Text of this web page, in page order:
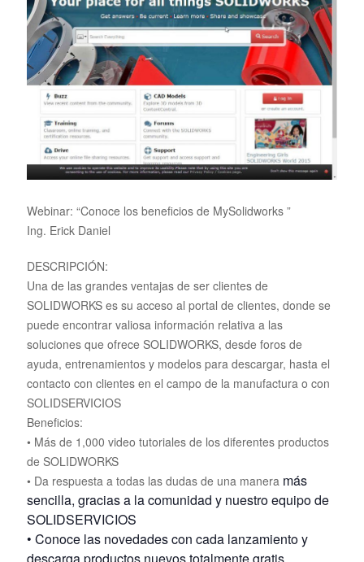
Webinar: “Conoce los beneficios de MySolidworks ”
Ing. Erick Daniel
DESCRIPCIÓN:
Una de las grandes ventajas de ser clientes de
SOLIDWORKS es su acceso al portal de clientes, donde se
puede encontrar valiosa información relativa a las
soluciones que ofrece SOLIDWORKS, desde foros de
ayuda, entrenamientos y modelos para descargar, hasta el
contacto con clientes en el campo de la manufactura o con
SOLIDSERVICIOS
Beneficios:
• Más de 1,000 video tutoriales de los diferentes productos
de SOLIDWORKS
• Da respuesta a todas las dudas de una manera más
sencilla, gracias a la comunidad y nuestro equipo de
SOLIDSERVICIOS
• Conoce las novedades con cada lanzamiento y